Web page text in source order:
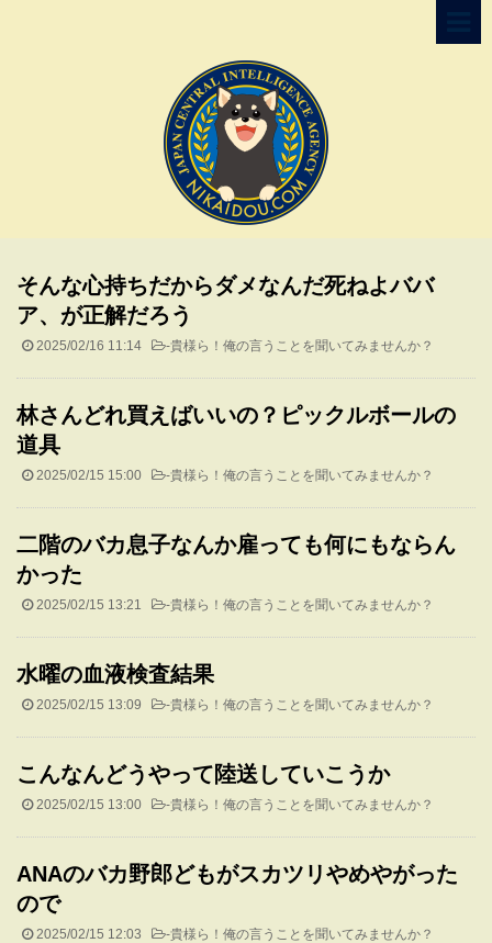
そんな心持ちだからダメなんだ死ねよババ
ア、が正解だろう
2025/02/16 11:14 -貴様ら！俺の言うことを聞いてみませんか？
林さんどれ買えばいいの？ピックルボールの
道具
2025/02/15 15:00 -貴様ら！俺の言うことを聞いてみませんか？
二階のバカ息子なんか雇っても何にもならん
かった
2025/02/15 13:21 -貴様ら！俺の言うことを聞いてみませんか？
水曜の血液検査結果
2025/02/15 13:09 -貴様ら！俺の言うことを聞いてみませんか？
こんなんどうやって陸送していこうか
2025/02/15 13:00 -貴様ら！俺の言うことを聞いてみませんか？
ANAのバカ野郎どもがスカツリやめやがった
ので
2025/02/15 12:03 -貴様ら！俺の言うことを聞いてみませんか？